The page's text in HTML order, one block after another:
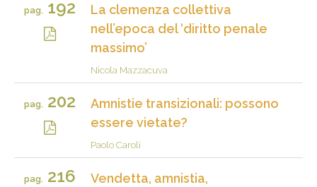
pag.192
La clemenza collettiva
nell’epoca del ‘diritto penale
massimo’
Nicola Mazzacuva
pag.202
Amnistie transizionali: possono
essere vietate?
Paolo Caroli
pag.216
Vendetta, amnistia,